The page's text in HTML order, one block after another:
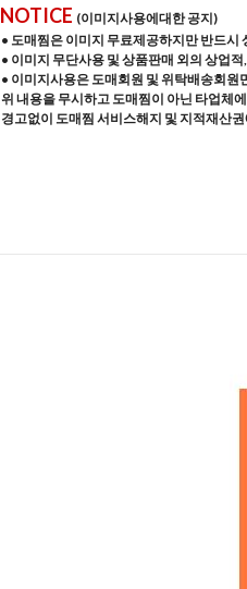
NOTICE (이미지사용에대한 공지)
• 도매찜은 이미지 무료제공하지만 반드
• 이미지 무단사용 및 상품판매 외의 상업
• 이미지사용은 도매회원 및 위탁배송회원
위 내용을 무시하고 도매찜이 아닌 타업체
경고없이 도매찜 서비스해지 및 지적재산